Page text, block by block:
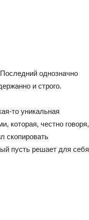
однозначно
и строго.
то уникальная
которая, честно говоря,
скопировать
пусть решает для себя